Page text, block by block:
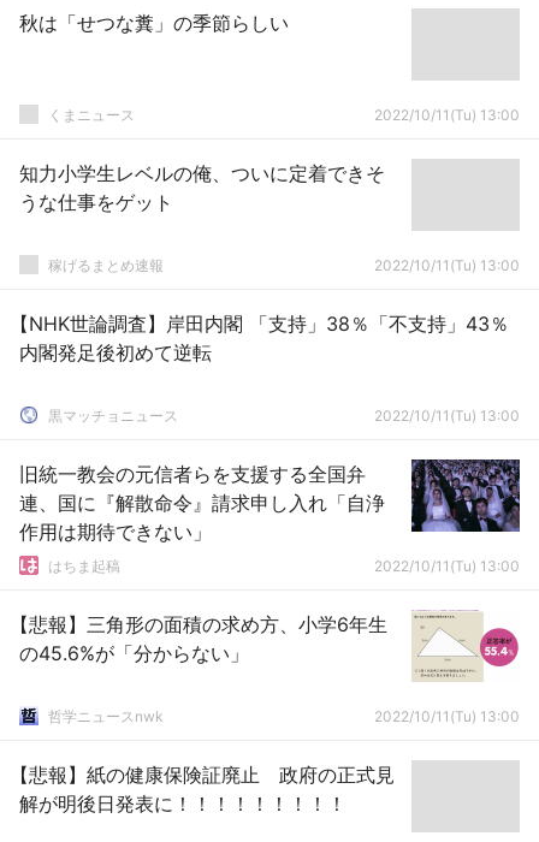
秋は「せつな糞」の季節らしい
くまニュース 2022/10/11(Tu) 13:00
知力小学生レベルの俺、ついに定着できそ
うな仕事をゲット
稼げるまとめ速報 2022/10/11(Tu) 13:00
【NHK世論調査】岸田内閣 「支持」38％「不支持」43％
内閣発足後初めて逆転
黒マッチョニュース 2022/10/11(Tu) 13:00
旧統一教会の元信者らを支援する全国弁
連、国に『解散命令』請求申し入れ「自浄
作用は期待できない」
はちま起稿 2022/10/11(Tu) 13:00
【悲報】三角形の面積の求め方、小学6年生
の45.6%が「分からない」
哲学ニュースnwk 2022/10/11(Tu) 13:00
【悲報】紙の健康保険証廃止 政府の正式見
解が明後日発表に！！！！！！！！！